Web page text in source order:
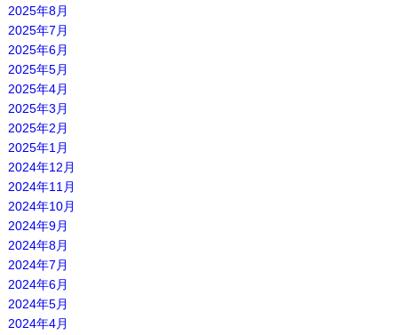
2025年8月
2025年7月
2025年6月
2025年5月
2025年4月
2025年3月
2025年2月
2025年1月
2024年12月
2024年11月
2024年10月
2024年9月
2024年8月
2024年7月
2024年6月
2024年5月
2024年4月